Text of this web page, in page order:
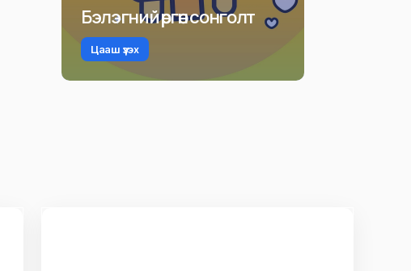
Бэлэгний өргөн сонголт
Цааш үзэх